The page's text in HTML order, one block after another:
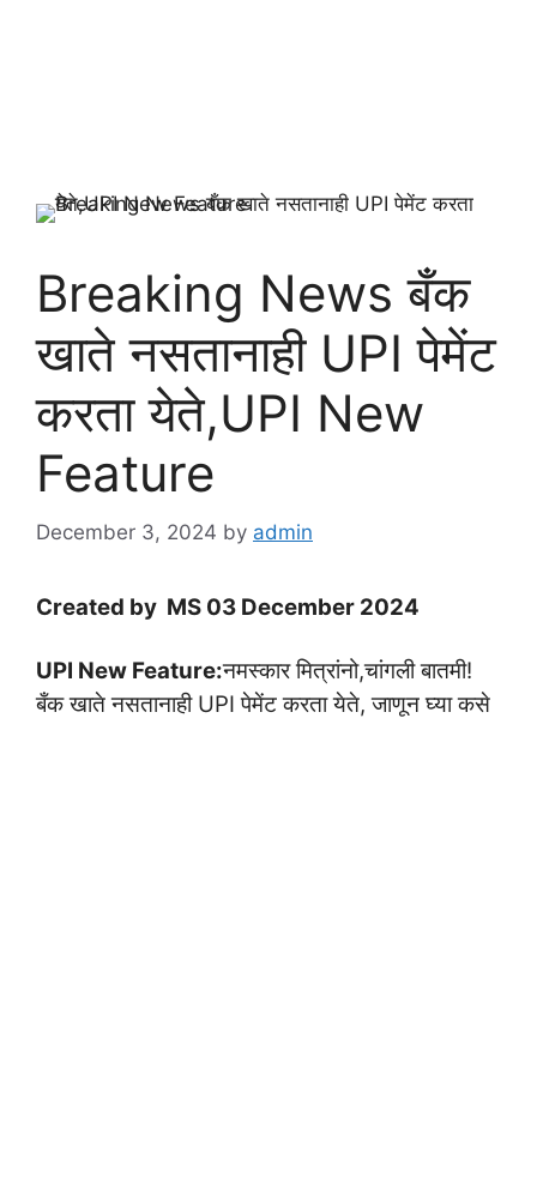
Breaking News बँक
खाते नसतानाही UPI पेमेंट
करता येते,UPI New
Feature
December 3, 2024 by admin
Created by MS 03 December 2024
UPI New Feature:नमस्कार मित्रांनो,चांगली बातमी!
बँक खाते नसतानाही UPI पेमेंट करता येते, जाणून घ्या कसे